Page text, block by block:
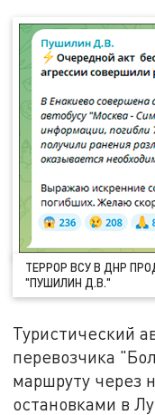
ТЕРРОР ВСУ В ДНР
"ПУШИЛИН Д.В."
Туристический
перевозчика
маршруту через
остановками в